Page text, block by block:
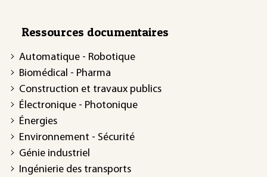
Ressources documentaires
Automatique - Robotique
Biomédical - Pharma
Construction et travaux publics
Électronique - Photonique
Énergies
Environnement - Sécurité
Génie industriel
Ingénierie des transports